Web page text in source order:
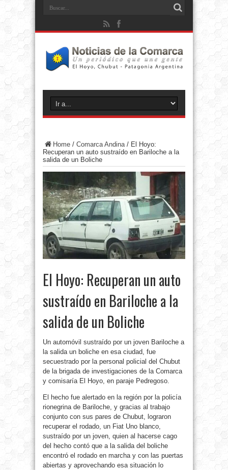
Home / Comarca Andina/ El Hoyo:
Recuperan un auto sustraído en Bariloche a la
salida de un Boliche
El Hoyo: Recuperan un auto
sustraído en Bariloche a la
salida de un Boliche
Un automóvil sustraído por un joven Bariloche a
la salida un boliche en esa ciudad, fue
secuestrado por la personal policial del Chubut
de la brigada de investigaciones de la Comarca
y comisaría El Hoyo, en paraje Pedregoso.
El hecho fue alertado en la región por la policía
rionegrina de Bariloche, y gracias al trabajo
conjunto con sus pares de Chubut, lograron
recuperar el rodado, un Fiat Uno blanco,
sustraído por un joven, quien al hacerse cago
del hecho contó que a la salida del boliche
encontró el rodado en marcha y con las puertas
abiertas y aprovechando esa situación lo